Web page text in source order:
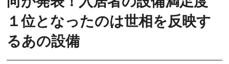
１位となったのは世相を反映す
るあの設備